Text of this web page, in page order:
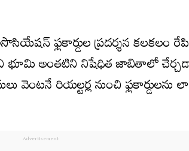
ఫ్లకార్డుల ప్రదర్శన కలకలం
భూమి అంతటిని నిషేధిత జాబితాలో
వెంటనే రియల్టర్ల నుంచి